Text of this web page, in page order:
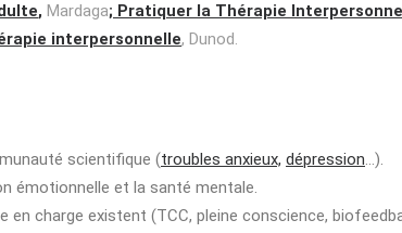
, Mardaga; Pratiquer la Thérapie
interpersonnelle, Dunod.
scientifique (troubles anxieux, dépression…).
émotionnelle et la santé mentale.
en charge existent (TCC, pleine conscience,